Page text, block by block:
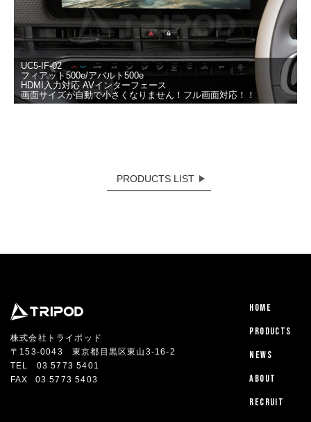
UC5-IF-02
フィアット500e/アバルト500e
HDMI入力対応 AVインターフェース
画面サイズが自動で小さくなりません！フル画面対応！！
PRODUCTS LIST
株式会社トライポッド
〒153-0043 東京都目黒区東山3-16-2
TEL
03 5773 5401
FAX
03 5773 5403
HOME
PRODUCTS
NEWS
ABOUT
RECRUIT